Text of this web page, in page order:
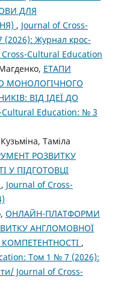
ДЛЯ
, Journal of Cross-
Журнал крос-
Cross-Cultural Education
ЕТАПИ
МОНОЛОГІЧНОГО
ВІД ІДЕЇ ДО
Cultural Education: № 3
Таміла
РОЗВИТКУ
У ПІДГОТОВЦІ
, Journal of Cross-
ОНЛАЙН-ПЛАТФОРМИ
АНГЛОМОВНОЇ
,
Том 1 № 7 (2026):
Journal of Cross-